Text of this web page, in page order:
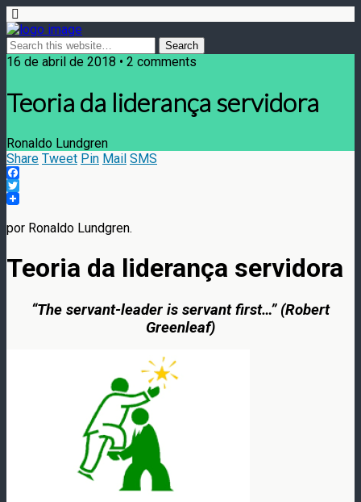
16 de abril de 2018 • 2 comments
Teoria da liderança servidora
Ronaldo Lundgren
Share Tweet Pin Mail SMS
Facebook
Twitter
por Ronaldo Lundgren.
Teoria da liderança servidora
“The servant-leader is servant first…” (Robert
Greenleaf)